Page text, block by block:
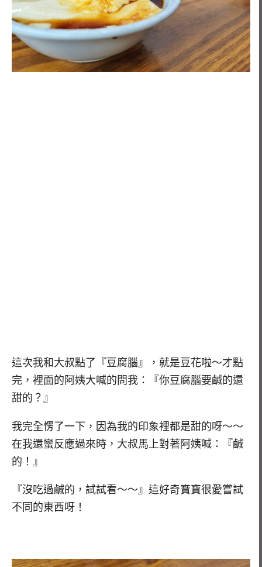
這次我和大叔點了『豆腐腦』，就是豆花啦～才點
完，裡面的阿姨大喊的問我：『你豆腐腦要鹹的還
甜的？』
我完全愣了一下，因為我的印象裡都是甜的呀～～
在我還蠻反應過來時，大叔馬上對著阿姨喊：『鹹
的！』
『沒吃過鹹的，試試看～～』這好奇寶寶很愛嘗試
不同的東西呀！